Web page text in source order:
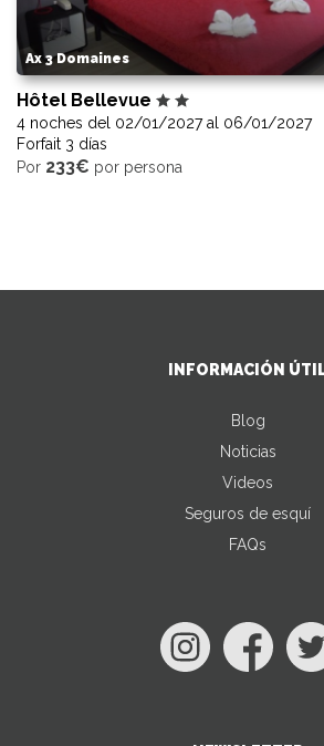
Ax 3 Domaines
Hôtel Bellevue
4 noches del 02/01/2027 al 06/01/2027
Forfait 3 días
Por 233€ por persona
INFORMACIÓN
Blog
Noticias
Videos
Seguros de esquí
FAQs